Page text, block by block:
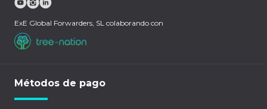
ExE Global Forwarders, SL colaborando con
Métodos de pago